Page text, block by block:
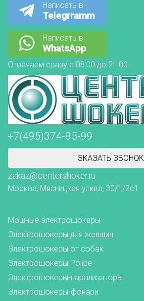
+7(495)374-85-99
ЗКАЗАТЬ ЗВОНОК
zakaz@centershoker.ru
Москва, Мясницкая улица, 30/1/2с1
Написать в
Telegrramm
Написать в
WhatsApp
Отвечаем сразу с 08:00 до 21:00
Мощные электрошокеры
Электрошокеры для женщин
Электрошокеры от собак
Электрошокеры Police
Электрошокеры-парализаторы
Электрошокеры-фонари